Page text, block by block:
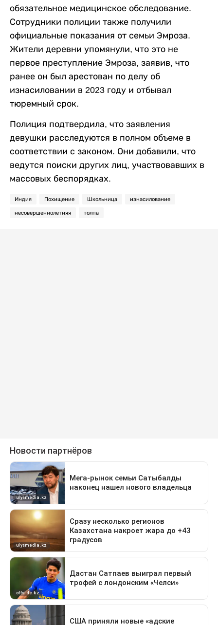
обязательное медицинское обследование.
Сотрудники полиции также получили
официальные показания от семьи Эмроза.
Жители деревни упомянули, что это не
первое преступление Эмроза, заявив, что
ранее он был арестован по делу об
изнасиловании в 2023 году и отбывал
тюремный срок.
Полиция подтвердила, что заявления
девушки расследуются в полном объеме в
соответствии с законом. Они добавили, что
ведутся поиски других лиц, участвовавших в
массовых беспорядках.
Индия Похищение Школьница изнасилование
несовершеннолетняя толпа